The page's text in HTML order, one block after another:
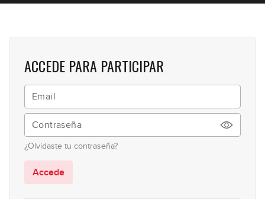
ACCEDE PARA PARTICIPAR
¿Olvidaste tu contraseña?
Accede